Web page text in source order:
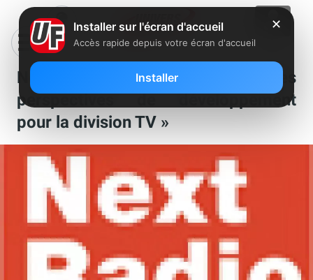
NextRadioTV : « De belles
perspectives de développement
pour la division TV »
✕
Installer sur l'écran d'accueil
Accès rapide depuis votre écran d'accueil
Installer